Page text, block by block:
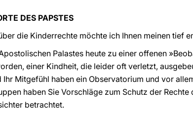
DES PAPSTES
die Kinderrechte möchte ich Ihnen meinen tief
Palastes heute zu einer offenen
einer Kindheit, die leider oft verletzt,
Mitgefühl haben ein Observatorium und vor
haben Sie Vorschläge zum Schutz der
betrachtet.